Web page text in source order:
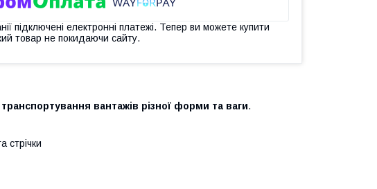
підключені електронні платежі. Тепер ви можете купити
товар не покидаючи сайту.
вантажів різної форми та ваги.
стрічки